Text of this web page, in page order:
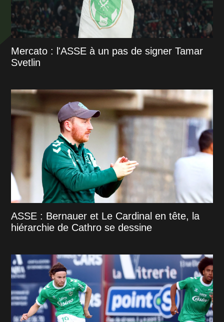
Mercato : l'ASSE à un pas de signer Tamar
Svetlin
ASSE : Bernauer et Le Cardinal en tête, la
hiérarchie de Cathro se dessine